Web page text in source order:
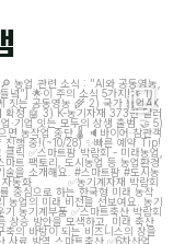
농업 관련 소식 : "AI와 공동영농,
달라지는 들녘"]
이...
12 2